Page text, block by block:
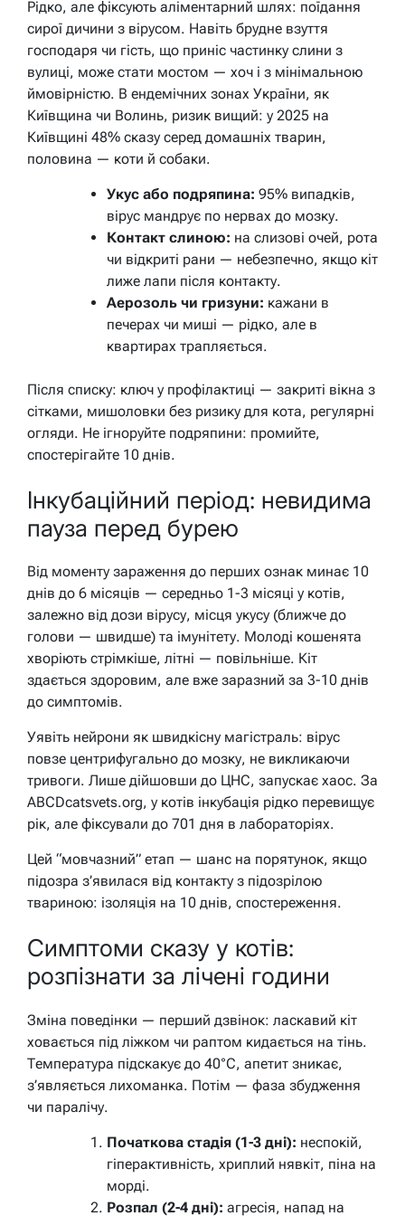
Рідко, але фіксують аліментарний шлях: поїдання
сирої дичини з вірусом. Навіть брудне взуття
господаря чи гість, що приніс частинку слини з
вулиці, може стати мостом — хоч і з мінімальною
ймовірністю. В ендемічних зонах України, як
Київщина чи Волинь, ризик вищий: у 2025 на
Київщині 48% сказу серед домашніх тварин,
половина — коти й собаки.
Укус або подряпина: 95% випадків,
вірус мандрує по нервах до мозку.
Контакт слиною: на слизові очей, рота
чи відкриті рани — небезпечно, якщо кіт
лиже лапи після контакту.
Аерозоль чи гризуни: кажани в
печерах чи миші — рідко, але в
квартирах трапляється.
Після списку: ключ у профілактиці — закриті вікна з
сітками, мишоловки без ризику для кота, регулярні
огляди. Не ігноруйте подряпини: промийте,
спостерігайте 10 днів.
Інкубаційний період: невидима
пауза перед бурею
Від моменту зараження до перших ознак минає 10
днів до 6 місяців — середньо 1-3 місяці у котів,
залежно від дози вірусу, місця укусу (ближче до
голови — швидше) та імунітету. Молоді кошенята
хворіють стрімкіше, літні — повільніше. Кіт
здається здоровим, але вже заразний за 3-10 днів
до симптомів.
Уявіть нейрони як швидкісну магістраль: вірус
повзе центрифугально до мозку, не викликаючи
тривоги. Лише дійшовши до ЦНС, запускає хаос. За
ABCDcatsvets.org, у котів інкубація рідко перевищує
рік, але фіксували до 701 дня в лабораторіях.
Цей “мовчазний” етап — шанс на порятунок, якщо
підозра з’явилася від контакту з підозрілою
твариною: ізоляція на 10 днів, спостереження.
Симптоми сказу у котів:
розпізнати за лічені години
Зміна поведінки — перший дзвінок: ласкавий кіт
ховається під ліжком чи раптом кидається на тінь.
Температура підскакує до 40°C, апетит зникає,
з’являється лихоманка. Потім — фаза збудження
чи паралічу.
Початкова стадія (1-3 дні): неспокій,
гіперактивність, хриплий нявкіт, піна на
морді.
Розпал (2-4 дні): агресія, напад на